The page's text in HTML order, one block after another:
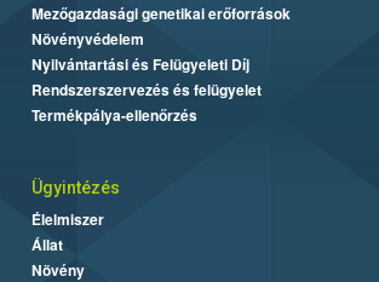
Mezőgazdasági genetikai erőforrások
Növényvédelem
Nyilvántartási és Felügyeleti Díj
Rendszerszervezés és felügyelet
Termékpálya-ellenőrzés
Ügyintézés
Élelmiszer
Állat
Növény